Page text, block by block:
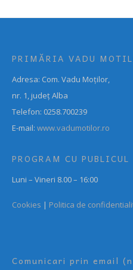
PRIMĂRIA VADU
Adresa: Com. Vadu
nr. 1, județ Alba
Telefon: 0258.700239
E-mail: www.vadumotilor.ro
PROGRAM CU PUBLICUL
Luni – Vineri 8.00 – 16:00
Cookies | Politica de
Comunicari prin email